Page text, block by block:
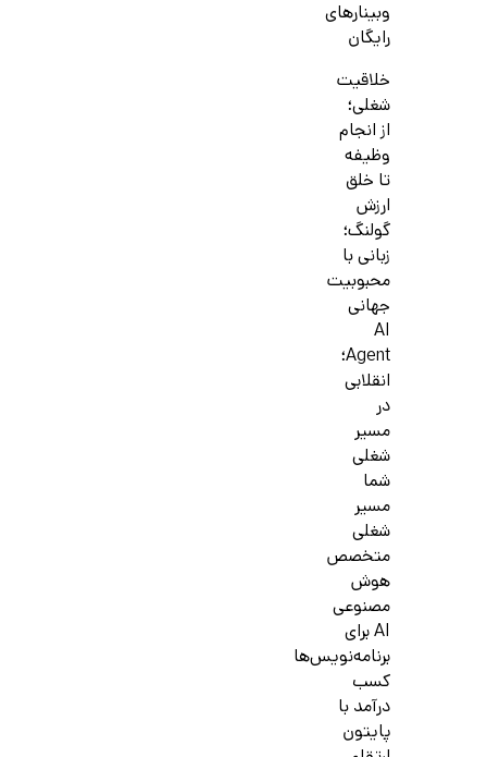
وبینارهای
رایگان
خلاقیت
شغلی؛
از انجام
وظیفه
تا خلق
ارزش
گولنگ؛
زبانی با
محبوبیت
جهانی
AI
Agent؛
انقلابی
در
مسیر
شغلی
شما
مسیر
شغلی
متخصص
هوش
مصنوعی
AI برای
برنامه‌نویس‌ها
کسب
درآمد با
پایتون